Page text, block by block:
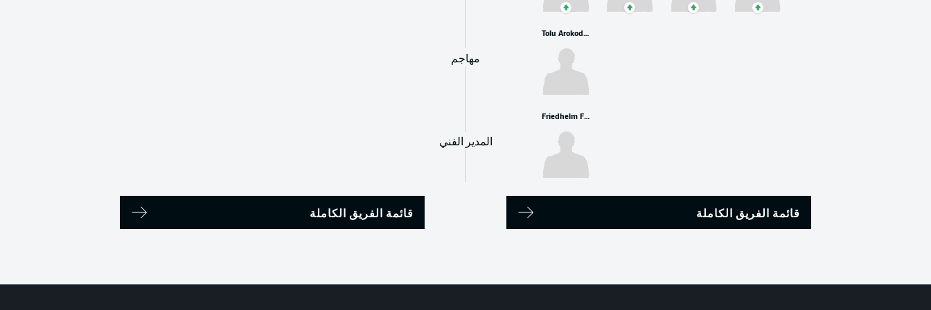
Tolu Arokodare
مهاجم
Friedhelm Funkel
المدير الفني
قائمة الفريق الكاملة قائمة الفريق الكاملة